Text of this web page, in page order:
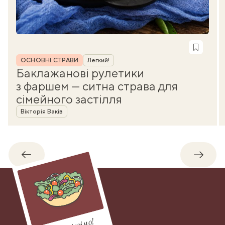
Рубрика
ОСНОВНІ СТРАВИ Легкий!
Баклажанові рулетики
з фаршем — ситна страва для
сімейного застілля
Автор
Вікторія Ваків
Назад